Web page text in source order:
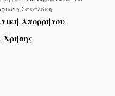
Σακαλάκη
Απορρήτου
Χρήσης